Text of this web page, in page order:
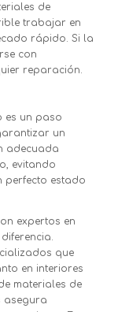
de
trabajar en
rápido. Si la
con
reparación.
es un paso
un
adecuada
evitando
perfecto estado
expertos en
que
en interiores
materiales de
asegura